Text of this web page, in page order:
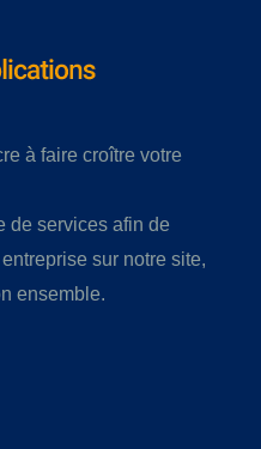
à faire croître votre
de services afin de
sur notre site,
ensemble.